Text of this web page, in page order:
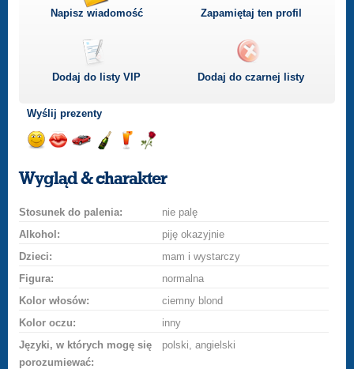
Napisz wiadomość Zapamiętaj ten profil
Dodaj do listyVIP Dodaj do czarnej listy
Wyślij prezenty
uśmiech
buziakasamochodem
szampana
drinka
różę
Wygląd & charakter
Stosunek do palenia:
nie palę
Alkohol:
piję okazyjnie
Dzieci:
mam i wystarczy
Figura:
normalna
Kolor włosów:
ciemny blond
Kolor oczu:
inny
Języki, w których mogę się
porozumiewać:
polski, angielski